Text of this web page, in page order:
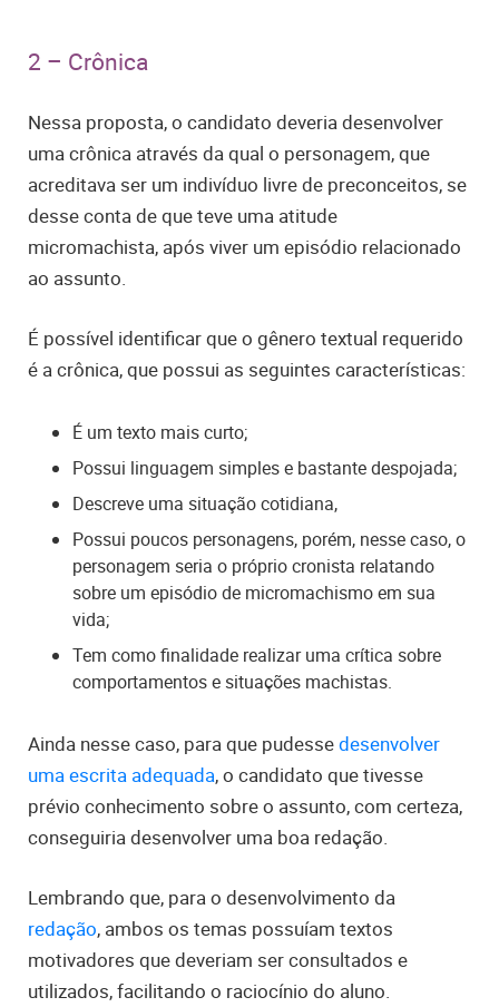
2 – Crônica
Nessa proposta, o candidato deveria desenvolver
uma crônica através da qual o personagem, que
acreditava ser um indivíduo livre de preconceitos, se
desse conta de que teve uma atitude
micromachista, após viver um episódio relacionado
ao assunto.
É possível identificar que o gênero textual requerido
é a crônica, que possui as seguintes características:
É um texto mais curto;
Possui linguagem simples e bastante despojada;
Descreve uma situação cotidiana,
Possui poucos personagens, porém, nesse caso, o
personagem seria o próprio cronista relatando
sobre um episódio de micromachismo em sua
vida;
Tem como finalidade realizar uma crítica sobre
comportamentos e situações machistas.
Ainda nesse caso, para que pudessedesenvolver
uma escrita adequada, o candidato que tivesse
prévio conhecimento sobre o assunto, com certeza,
conseguiria desenvolver uma boa redação.
Lembrando que, para o desenvolvimento da
redação, ambos os temas possuíam textos
motivadores que deveriam ser consultados e
utilizados, facilitando o raciocínio do aluno.